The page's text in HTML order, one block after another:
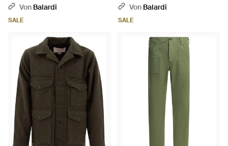
sagen. - Weiß
Von Balardi
SALE
Von Balardi
SALE